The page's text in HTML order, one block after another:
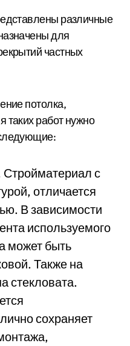
различные
для
частных
потолка,
таких работ нужно
с
отличается
В зависимости
используемого
может быть
Также на
стекловата.
сохраняет